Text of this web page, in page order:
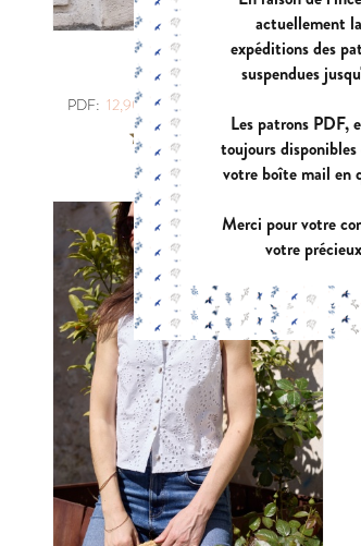
PDF:
11,90 €
POCHETTE:
17,90 €
VIREVOLTE
PDF:
12,90 €
POCHETTE:17,90 €
MUSE
PDF: 12,90 €|POCHETTE:
actuellement
expéditions des
suspendues
Les patrons PDF,
toujours
votre boîte mail en
Merci pour votre
votre